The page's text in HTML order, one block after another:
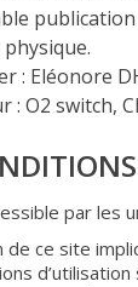
: Eléonore
: O2 switch,
par les
de ce site